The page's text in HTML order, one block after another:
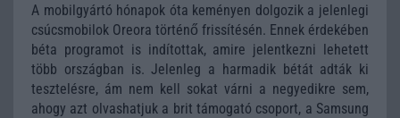
A mobilgyártó hónapok óta keményen dolgozik a jelenlegi
csúcsmobilok Oreora történő frissítésén. Ennek érdekében
béta programot is indítottak, amire jelentkezni lehetett
több országban is. Jelenleg a harmadik bétát adták ki
tesztelésre, ám nem kell sokat várni a negyedikre sem,
ahogy azt olvashatjuk a brit támogató csoport, a Samsung